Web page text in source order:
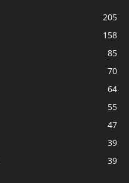
205
158
85
70
64
55
47
39
39